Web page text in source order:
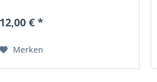
12,00 € *
Merken